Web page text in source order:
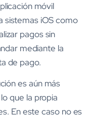
móvil
sistemas iOS como
pagos sin
mediante la
de pago.
es aún más
que la propia
En este caso no es